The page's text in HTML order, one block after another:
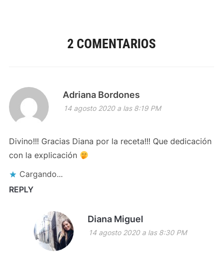
2 COMENTARIOS
Adriana Bordones
14 agosto 2020 a las 8:19 PM
Divino!!! Gracias Diana por la receta!!! Que dedicación
con la explicación
Cargando...
REPLY
Diana Miguel
14 agosto 2020 a las 8:30 PM